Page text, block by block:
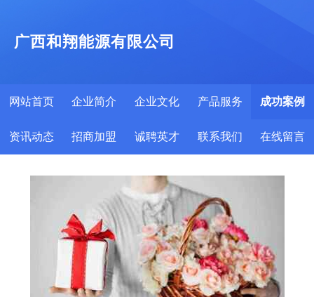
广西和翔能源有限公司
网站首页 企业简介 企业文化 产品服务 成功案例
资讯动态 招商加盟 诚聘英才 联系我们 在线留言